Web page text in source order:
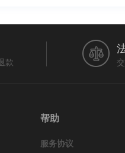
款
帮助
服务协议